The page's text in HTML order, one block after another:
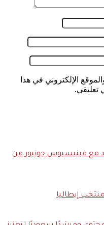
الإلكتروني في هذا
تعليقي.
مع فينيسيوس جونيور من
إيطاليا